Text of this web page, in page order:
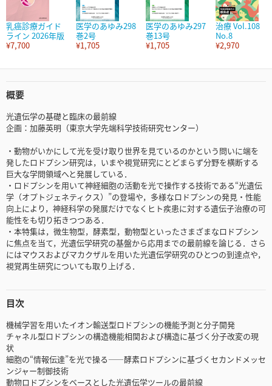
乳癌診療ガイド
ライン 2026年版
¥7,700
医学のあゆみ298
巻2号
¥1,705
医学のあゆみ297
巻13号
¥1,705
治療 Vol.108
No.8
¥2,970
概要
光遺伝学の基礎と臨床の最前線
企画：加藤英明（東京大学先端科学技術研究センター）
・動物がいかにして光を受け取り世界を見ているのかという問いに端を
発したロドプシン研究は，いまや視覚研究にとどまらず分野を横断する
巨大な学問領域へと発展している．
・ロドプシンを用いて神経細胞の活動を光で操作する技術である“光遺伝
学（オプトジェネティクス）”の登場や，多様なロドプシンの発見・性能
向上により，神経科学の発展だけでなくヒト疾患に対する遺伝子治療の可
能性をも切り拓きつつある．
・本特集は，微生物型，酵素型，動物型といったさまざまなロドプシン
に焦点を当て，光遺伝学研究の基盤から応用までの最前線を論じる．さら
にはマウスおよびマカクザルを用いた光遺伝学研究のひとつの到達点や，
視覚再生研究についても取り上げる．
目次
機械学習を用いたイオン輸送型ロドプシンの機能予測と分子開発
チャネル型ロドプシンの構造機能相関および構造に基づく分子改変の現
状
細胞の“情報伝達”を光で操る――酵素ロドプシンに基づくセカンドメッセ
ンジャー制御技術
動物ロドプシンをベースとした光遺伝学ツールの最前線